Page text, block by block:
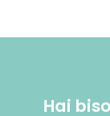
Hai